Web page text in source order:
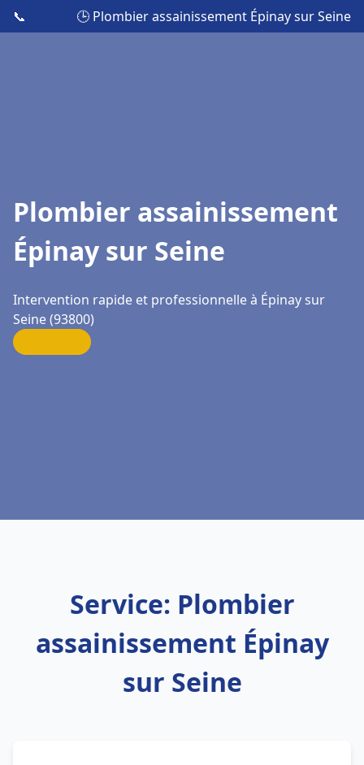
📞 🕒 Plombier assainissement Épinay sur Seine
Plombier assainissement
Épinay sur Seine
Intervention rapide et professionnelle à Épinay sur
Seine (93800)
Service: Plombier
assainissement Épinay
sur Seine